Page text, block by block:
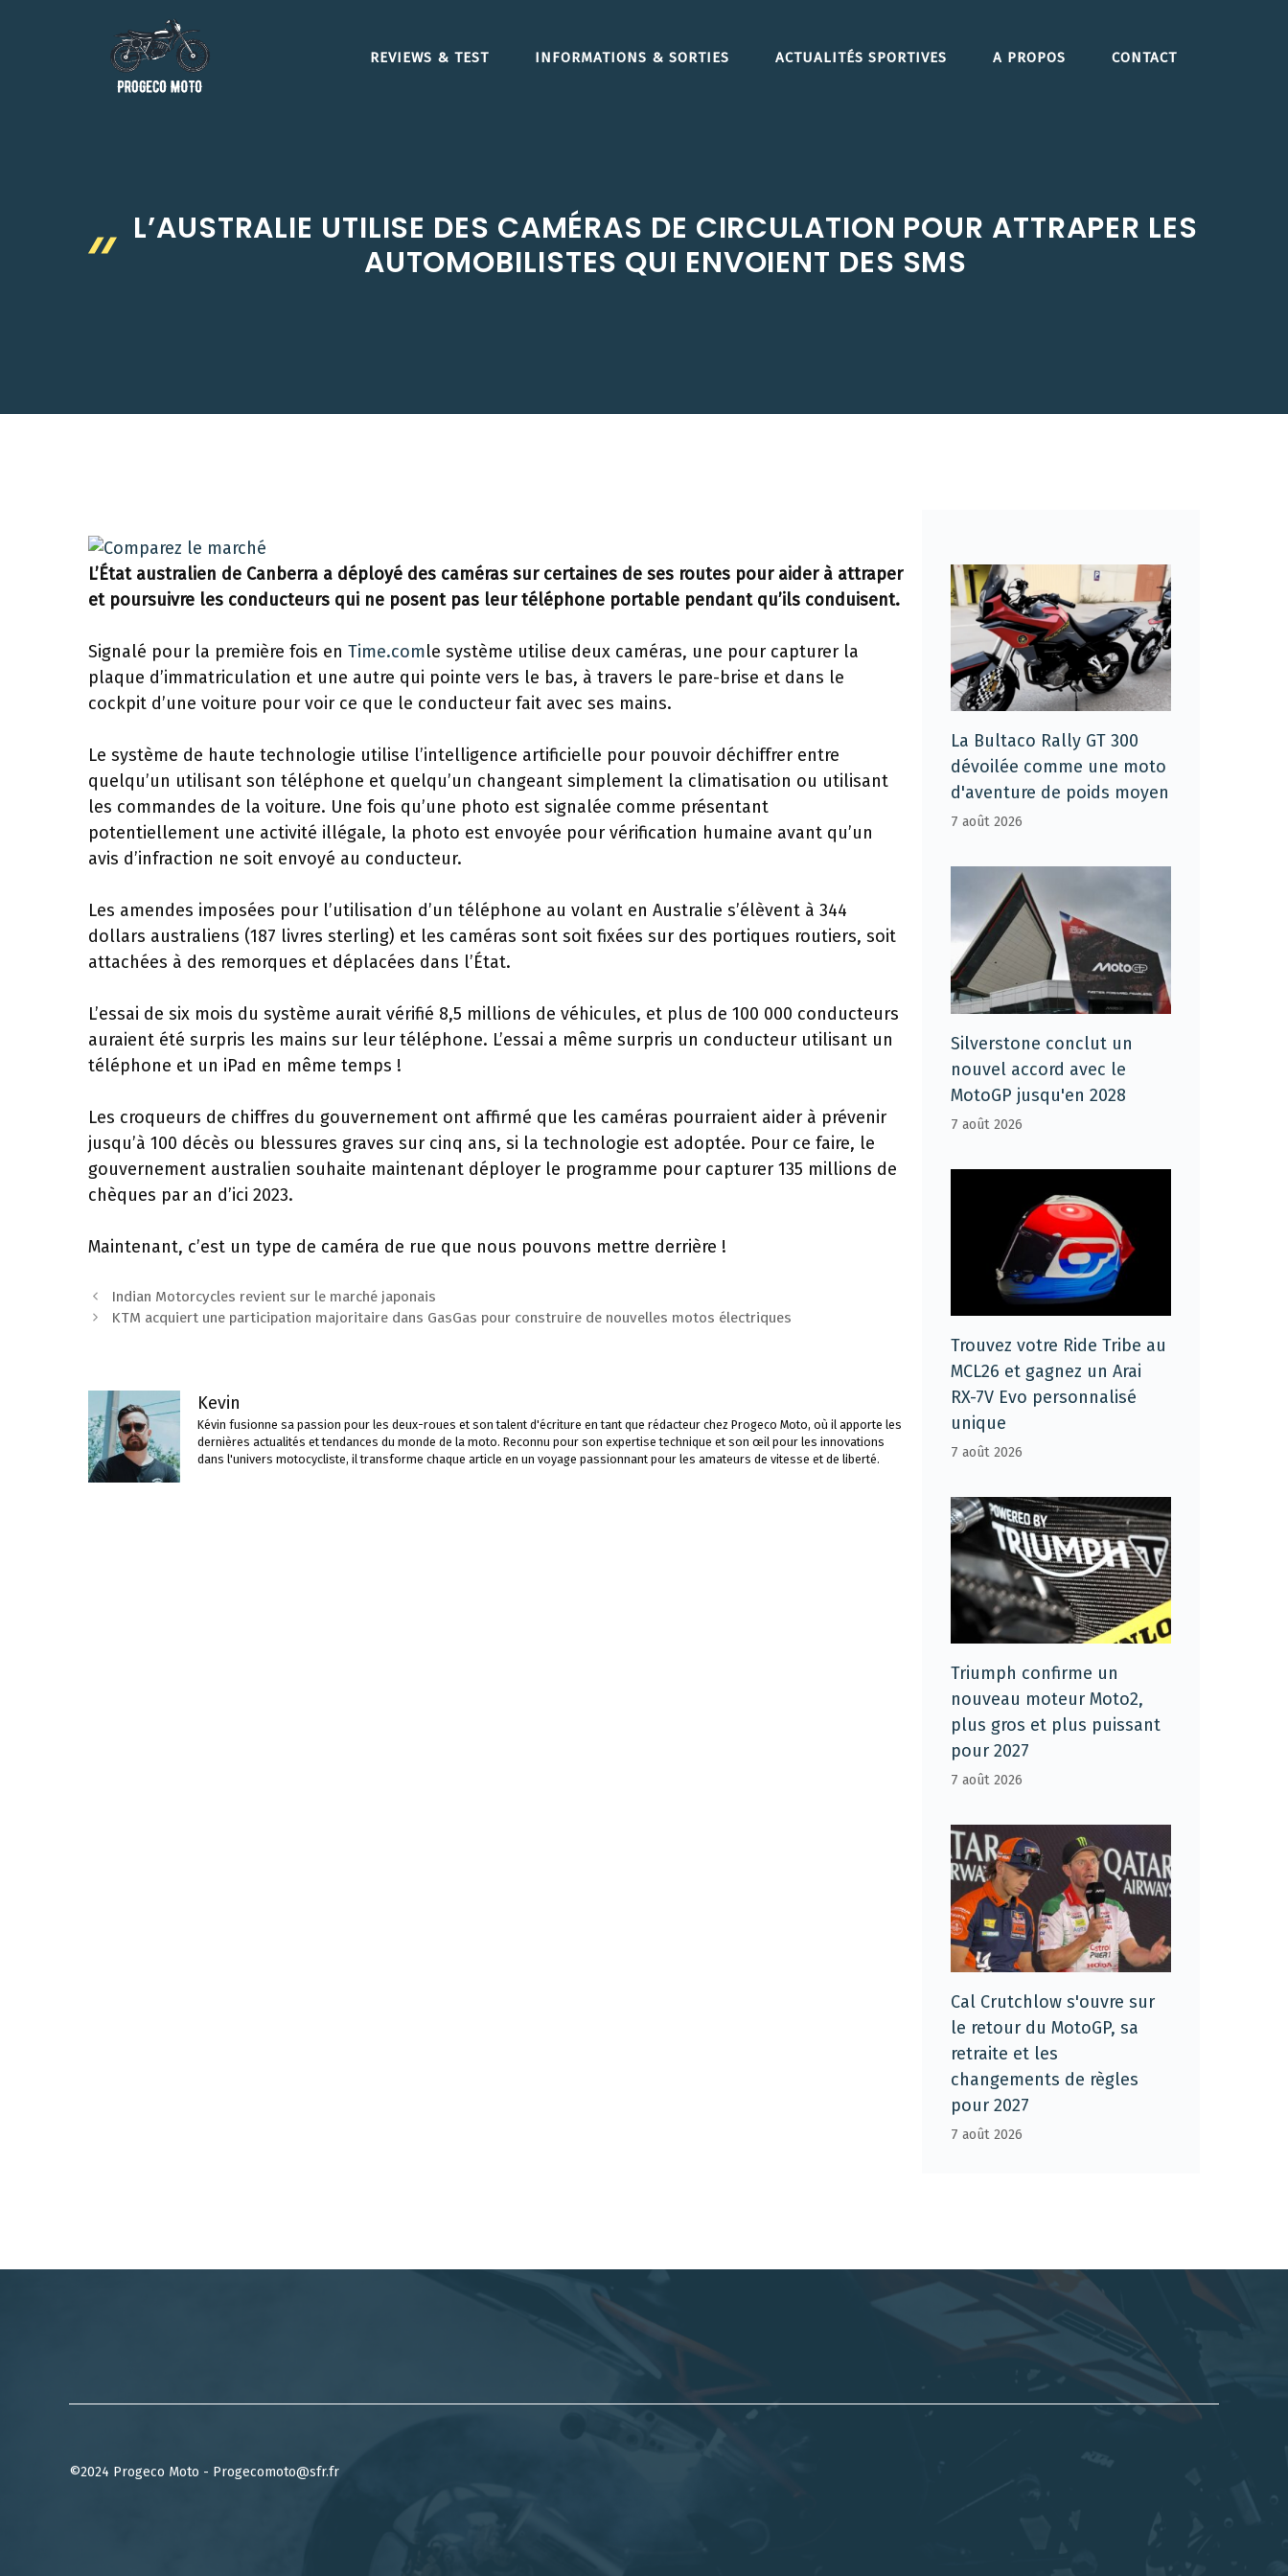
REVIEWS & TEST INFORMATIONS & SORTIES ACTUALITÉS SPORTIVES A PROPOS CONTACT
L’AUSTRALIE UTILISE DES CAMÉRAS DE CIRCULATION POUR ATTRAPER LES
AUTOMOBILISTES QUI ENVOIENT DES SMS
L’État australien de Canberra a déployé des caméras sur certaines de ses routes pour aider à attraper
et poursuivre les conducteurs qui ne posent pas leur téléphone portable pendant qu’ils conduisent.
Signalé pour la première fois en Time.comle système utilise deux caméras, une pour capturer la
plaque d’immatriculation et une autre qui pointe vers le bas, à travers le pare-brise et dans le
cockpit d’une voiture pour voir ce que le conducteur fait avec ses mains.
Le système de haute technologie utilise l’intelligence artificielle pour pouvoir déchiffrer entre
quelqu’un utilisant son téléphone et quelqu’un changeant simplement la climatisation ou utilisant
les commandes de la voiture. Une fois qu’une photo est signalée comme présentant
potentiellement une activité illégale, la photo est envoyée pour vérification humaine avant qu’un
avis d’infraction ne soit envoyé au conducteur.
Les amendes imposées pour l’utilisation d’un téléphone au volant en Australie s’élèvent à 344
dollars australiens (187 livres sterling) et les caméras sont soit fixées sur des portiques routiers, soit
attachées à des remorques et déplacées dans l’État.
L’essai de six mois du système aurait vérifié 8,5 millions de véhicules, et plus de 100 000 conducteurs
auraient été surpris les mains sur leur téléphone. L’essai a même surpris un conducteur utilisant un
téléphone et un iPad en même temps !
Les croqueurs de chiffres du gouvernement ont affirmé que les caméras pourraient aider à prévenir
jusqu’à 100 décès ou blessures graves sur cinq ans, si la technologie est adoptée. Pour ce faire, le
gouvernement australien souhaite maintenant déployer le programme pour capturer 135 millions de
chèques par an d’ici 2023.
Maintenant, c’est un type de caméra de rue que nous pouvons mettre derrière !
Navigation
des
Indian Motorcycles revient sur le marché japonais
KTM acquiert une participation majoritaire dans GasGas pour construire de nouvelles motos électriques
Kevin
Kévin fusionne sa passion pour les deux-roues et son talent d'écriture en tant que rédacteur chez Progeco Moto, où il apporte les
dernières actualités et tendances du monde de la moto. Reconnu pour son expertise technique et son œil pour les innovations
dans l'univers motocycliste, il transforme chaque article en un voyage passionnant pour les amateurs de vitesse et de liberté.
La Bultaco Rally GT 300
dévoilée comme une moto
d'aventure de poids moyen
7 août 2026
Silverstone conclut un
nouvel accord avec le
MotoGP jusqu'en 2028
7 août 2026
Trouvez votre Ride Tribe au
MCL26 et gagnez un Arai
RX-7V Evo personnalisé
unique
7 août 2026
Triumph confirme un
nouveau moteur Moto2,
plus gros et plus puissant
pour 2027
7 août 2026
Cal Crutchlow s'ouvre sur
le retour du MotoGP, sa
retraite et les
changements de règles
pour 2027
7 août 2026
©2024 Progeco Moto - Progecomoto@sfr.fr